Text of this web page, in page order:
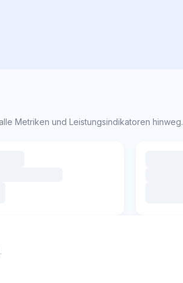
Metriken und Leistungsindikatoren hinweg.